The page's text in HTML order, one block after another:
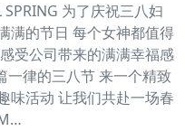
为了庆祝三八妇
满的节日 每个女神都值得
受公司带来的满满幸福感
一律的三八节 来一个精致
味活动 让我们共赴一场春